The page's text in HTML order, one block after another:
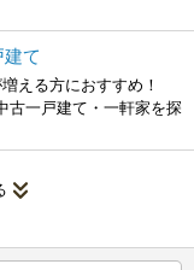
て
える方におすすめ！
古一戸建て・一軒家を探